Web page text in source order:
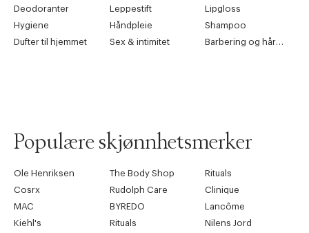
Deodoranter
Leppestift
Lipgloss
Hygiene
Håndpleie
Shampoo
Dufter til hjemmet
Sex & intimitet Barbering og hårfjerning
Populære skjønnhetsmerker
Ole Henriksen The Body Shop
Rituals
Cosrx
Rudolph Care
Clinique
MAC
BYREDO
Lancôme
Kiehl's
Rituals
Nilens Jord